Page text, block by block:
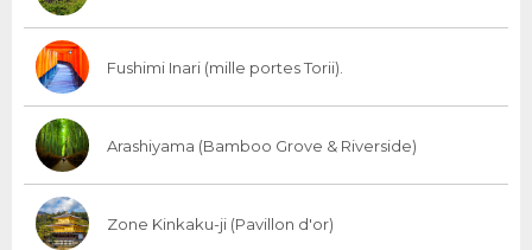
Fushimi Inari (mille portes Torii).
Arashiyama (Bamboo Grove & Riverside)
Zone Kinkaku-ji (Pavillon d'or)